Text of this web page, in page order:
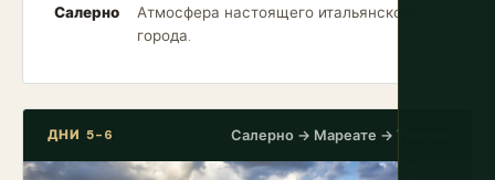
Салерно
Атмосфера настоящего итальянского
города.
ДНИ 5-6 Салерно → Мареате → Тропеа